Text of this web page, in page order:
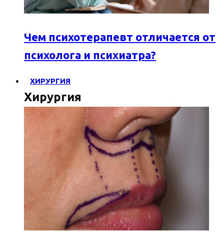
Чем психотерапевт отличается от
психолога и психиатра?
ХИРУРГИЯ
Хирургия